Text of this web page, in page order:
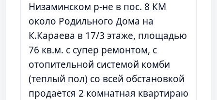
Низаминском р-не в пос. 8 КМ
около Родильного Дома на
К.Караева в 17/3 этаже, площадью
76 кв.м. с супер ремонтом, с
отопительной системой комби
(теплый пол) со всей обстановкой
продается 2 комнатная квартираю